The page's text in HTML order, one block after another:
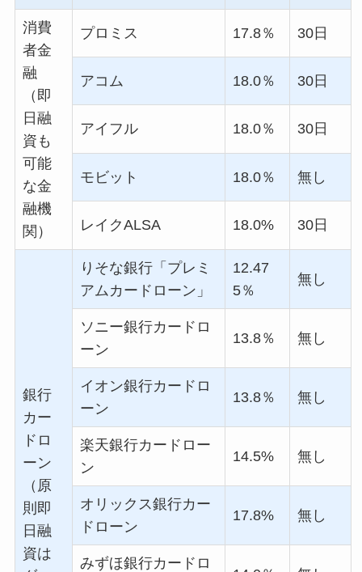
消費
者金
融
（即
日融
資も
可能
な金
融機
関）
プロミス 17.8％ 30日
アコム 18.0％ 30日
アイフル 18.0％ 30日
モビット 18.0％ 無し
レイクALSA 18.0% 30日
銀行
カー
ドロ
ーン
（原
則即
日融
資は
りそな銀行「プレミ
アムカードローン」
12.47
5％
無し
ソニー銀行カードロ
ーン
13.8％ 無し
イオン銀行カードロ
ーン
13.8％ 無し
楽天銀行カードロー
ン
14.5% 無し
オリックス銀行カー
ドローン
17.8% 無し
みずほ銀行カードロ